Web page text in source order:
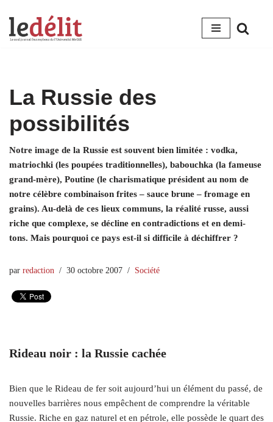
Aller
La Russie des
possibilités
Notre image de la Russie est souvent bien limitée : vodka,
matriochki (les poupées traditionnelles), babouchka (la fameuse
grand-mère), Poutine (le charismatique président au nom de
notre célèbre combinaison frites – sauce brune – fromage en
grains). Au-delà de ces lieux communs, la réalité russe, aussi
riche que complexe, se décline en contradictions et en demi-
tons. Mais pourquoi ce pays est-il si difficile à déchiffrer ?
par redaction 30 octobre 2007 Société
Rideau noir : la Russie cachée
Bien que le Rideau de fer soit aujourd’hui un élément du passé, de
nouvelles barrières nous empêchent de comprendre la véritable
Russie. Riche en gaz naturel et en pétrole, elle possède le quart des